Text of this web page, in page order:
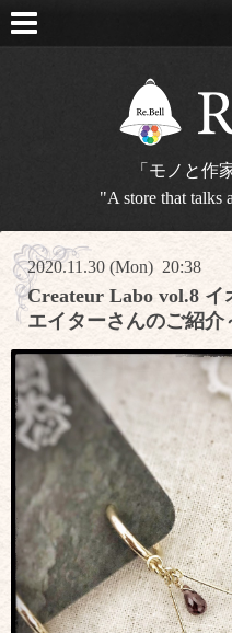
「モノと
"A store that talks
2020.11.30 (Mon) 20:38
Createur Labo vol.8 イ
エイターさんのご紹介